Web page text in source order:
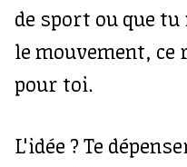
de sport ou que
le mouvement, ce
pour toi.
L'idée ? Te